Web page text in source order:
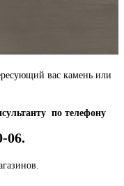
вас камень или
по телефону
06.